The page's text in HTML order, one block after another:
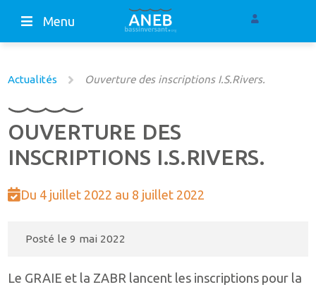
Menu
Actualités Ouverture des inscriptions I.S.Rivers.
OUVERTURE DES
INSCRIPTIONS I.S.RIVERS.
Du 4 juillet 2022 au 8 juillet 2022
Posté le 9 mai 2022
Le GRAIE et la ZABR lancent les inscriptions pour la